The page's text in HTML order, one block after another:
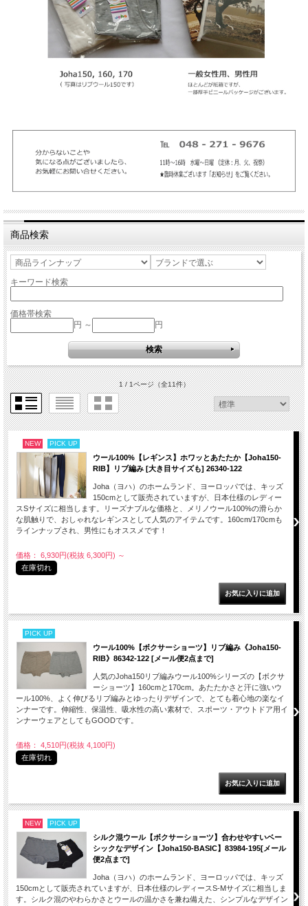
商品検索
キーワード検索
価格帯検索
円 ～
円
1 / 1ページ（全11件）
NEW PICK UP
ウール100%【レギンス】ホワッとあたたか【Joha150-
RIB】リブ編み [大き目サイズも] 26340-122
Joha（ヨハ）のホームランド、ヨーロッパでは、キッズ
150cmとして販売されていますが、日本仕様のレディー
スSサイズに相当します。リーズナブルな価格と、メリノウール100%の滑らか
な肌触りで、おしゃれなレギンスとして人気のアイテムです。160cm/170cmも
ラインナップされ、男性にもオススメです！
価格： 6,930円(税抜 6,300円) ～
在庫切れ
PICK UP
ウール100%【ボクサーショーツ】リブ編み《Joha150-
RIB》86342-122 [メール便2点まで]
人気のJoha150リブ編みウール100%シリーズの【ボクサ
ーショーツ】160cmと170cm。あたたかさと汗に強いウ
ール100%、よく伸びるリブ編みとゆったりデザインで、とても着心地の楽なイ
ンナーです。伸縮性、保温性、吸水性の高い素材で、スポーツ・アウトドア用イ
ンナーウェアとしてもGOODです。
価格： 4,510円(税抜 4,100円)
在庫切れ
NEW PICK UP
シルク混ウール【ボクサーショーツ】合わせやすいベー
シックなデザイン【Joha150-BASIC】83984-195[メール
便2点まで]
Joha（ヨハ）のホームランド、ヨーロッパでは、キッズ
150cmとして販売されていますが、日本仕様のレディースS-Mサイズに相当しま
す。シルク混のやわらかさとウールの温かさを兼ね備えた、シンプルなデザイン